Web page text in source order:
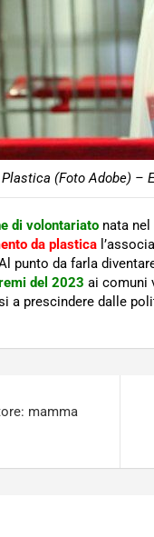
Plastica (Foto Adobe) –
di volontariato nata
da plastica
punto da farla
del 2023 ai comuni
a prescindere dalle
mamma